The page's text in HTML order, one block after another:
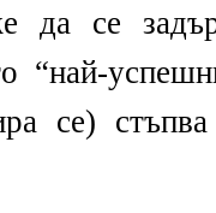
да се
“най-
се)